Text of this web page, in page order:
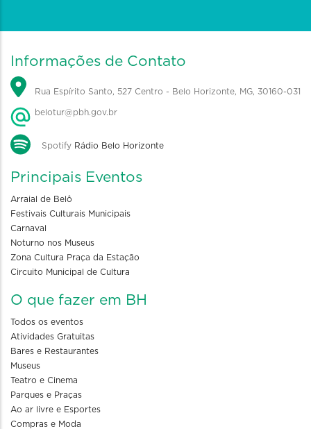
Informações de Contato
Rua Espírito Santo, 527 Centro - Belo Horizonte, MG, 30160-031
belotur@pbh.gov.br
Spotify Rádio Belo Horizonte
Principais Eventos
Arraial de Belô
Festivais Culturais Municipais
Carnaval
Noturno nos Museus
Zona Cultura Praça da Estação
Circuito Municipal de Cultura
O que fazer em BH
Todos os eventos
Atividades Gratuitas
Bares e Restaurantes
Museus
Teatro e Cinema
Parques e Praças
Ao ar livre e Esportes
Compras e Moda